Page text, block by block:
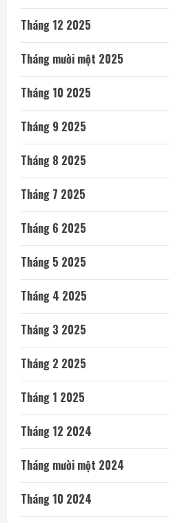
Tháng 12 2025
Tháng mười một 2025
Tháng 10 2025
Tháng 9 2025
Tháng 8 2025
Tháng 7 2025
Tháng 6 2025
Tháng 5 2025
Tháng 4 2025
Tháng 3 2025
Tháng 2 2025
Tháng 1 2025
Tháng 12 2024
Tháng mười một 2024
Tháng 10 2024